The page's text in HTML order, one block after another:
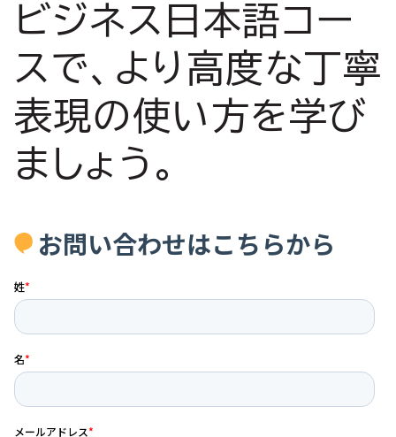
ビジネス日本語コー
スで、より高度な丁寧
表現の使い方を学び
ましょう。